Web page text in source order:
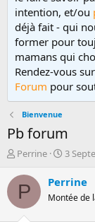
intention, et/ou
déjà fait - qui
former pour
mamans qui
Rendez-vous sur
Forum pour
Bienvenue
Pb forum
D
m
r
Perrine
D
t
d
3
P Perrine
Montée de